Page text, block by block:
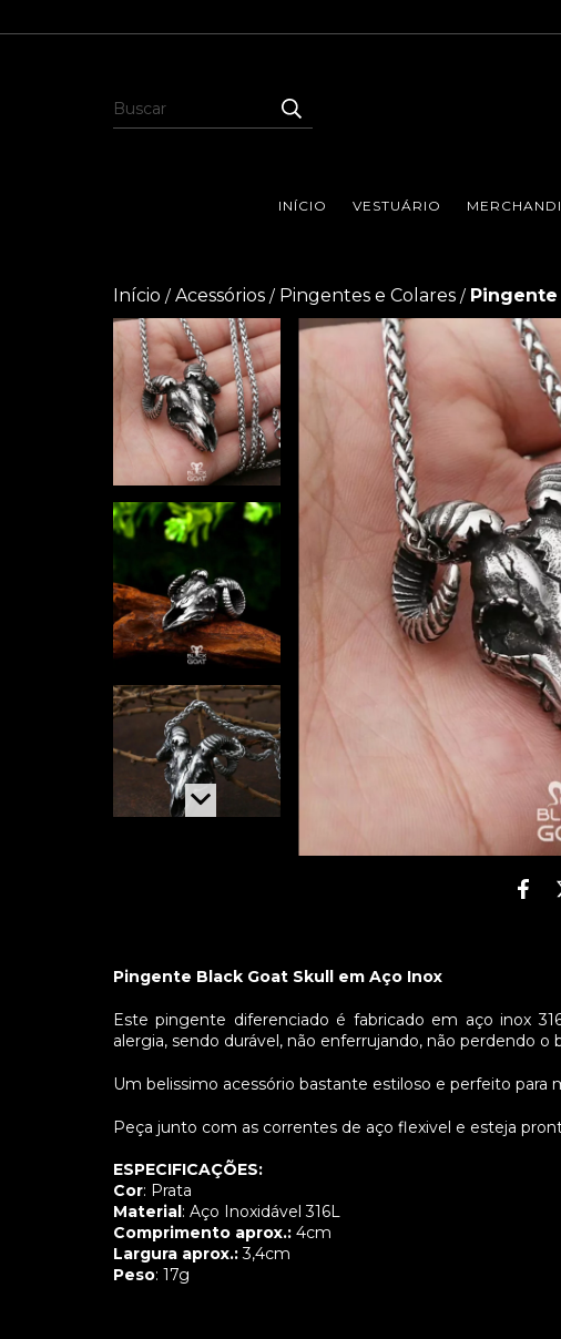
INÍCIO VESTUÁRIO
Início / Acessórios / Pingentes e Colares / Pingente
Pingente Black Goat Skull em Aço Inox
Este pingente diferenciado é fabricado em aço inox
alergia, sendo durável, não enferrujando, não perdendo o
Um belissimo acessório bastante estiloso e perfeito para
Peça junto com as correntes de aço flexivel e esteja
ESPECIFICAÇÕES:
Cor: Prata
Material: Aço Inoxidável 316L
Comprimento aprox.: 4cm
Largura aprox.:3,4cm
Peso: 17g